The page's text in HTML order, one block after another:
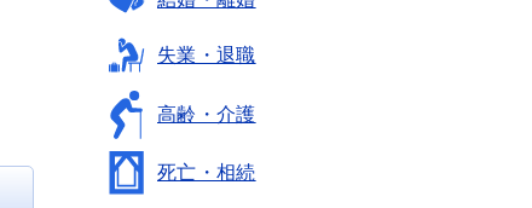
失業・退職
高齢・介護
死亡・相続